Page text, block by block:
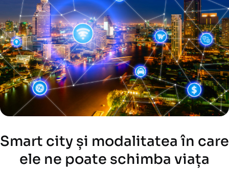
Smart city și modalitatea în care
ele ne poate schimba viața